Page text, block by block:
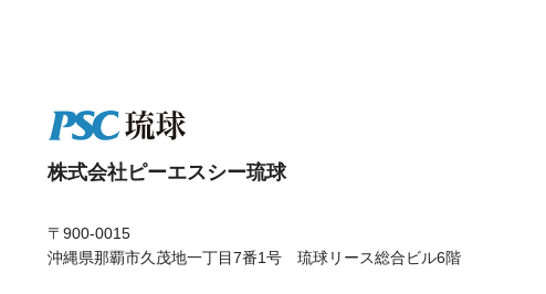
株式会社ピーエスシー琉球
〒900-0015
沖縄県那覇市久茂地一丁目7番1号 琉球リース総合ビル6階